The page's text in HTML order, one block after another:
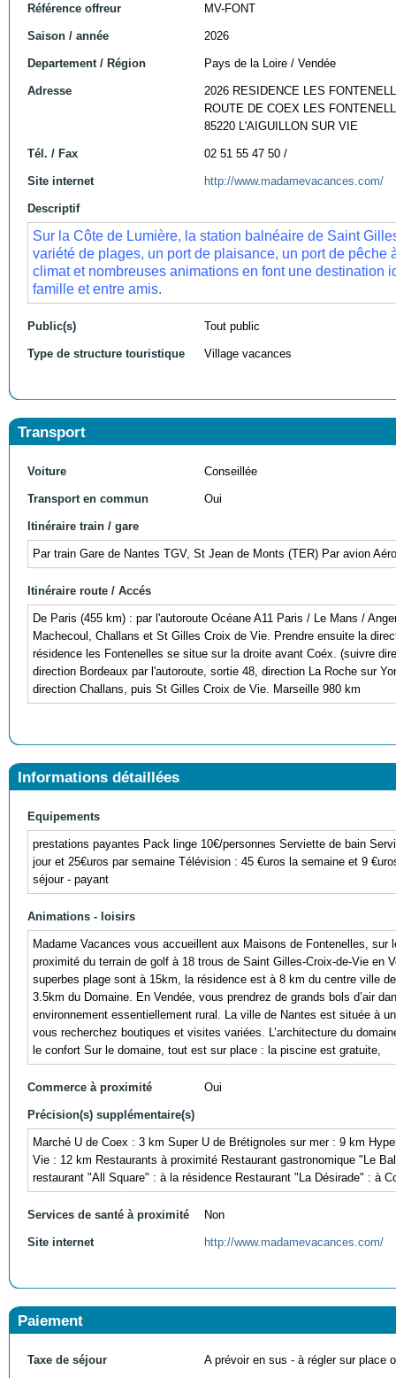
Référence offreur MV-FONT
Saison / année 2026
Departement / Région Pays de la Loire / Vendée
Adresse
2026 RESIDENCE LES
ROUTE DE COEX LES
85220 L'AIGUILLON SUR VIE
Tél. / Fax 02 51 55 47 50 /
Site internet http://www.madamevacances.com/
Descriptif
Sur la Côte de Lumière, la station balnéaire de Saint
variété de plages, un port de plaisance, un port de pêche
climat et nombreuses animations en font une destination
famille et entre amis.
Public(s) Tout public
Type de structure touristique Village vacances
Transport
Voiture Conseillée
Transport en commun Oui
Itinéraire train / gare
Par train Gare de Nantes TGV, St Jean de Monts (TER) Par avion
Itinéraire route / Accés
De Paris (455 km) : par l'autoroute Océane A11 Paris / Le Mans /
Machecoul, Challans et St Gilles Croix de Vie. Prendre ensuite la
résidence les Fontenelles se situe sur la droite avant Coéx. (suivre
direction Bordeaux par l'autoroute, sortie 48, direction La Roche sur
direction Challans, puis St Gilles Croix de Vie. Marseille 980 km
Informations détaillées
Equipements
prestations payantes Pack linge 10€/personnes Serviette de bain
jour et 25€uros par semaine Télévision : 45 €uros la semaine et 9
séjour - payant
Animations - loisirs
Madame Vacances vous accueillent aux Maisons de Fontenelles, sur
proximité du terrain de golf à 18 trous de Saint Gilles-Croix-de-Vie en
superbes plage sont à 15km, la résidence est à 8 km du centre ville
3.5km du Domaine. En Vendée, vous prendrez de grands bols d’air
environnement essentiellement rural. La ville de Nantes est située à
vous recherchez boutiques et visites variées. L’architecture du
le confort Sur le domaine, tout est sur place : la piscine est gratuite,
Commerce à proximité Oui
Précision(s) supplémentaire(s)
Marché U de Coex : 3 km Super U de Brétignoles sur mer : 9 km
Vie : 12 km Restaurants à proximité Restaurant gastronomique "Le
restaurant "All Square" : à la résidence Restaurant "La Désirade" : à
Services de santé à proximité Non
Site internet http://www.madamevacances.com/
Paiement
Taxe de séjour A prévoir en sus - à régler sur place